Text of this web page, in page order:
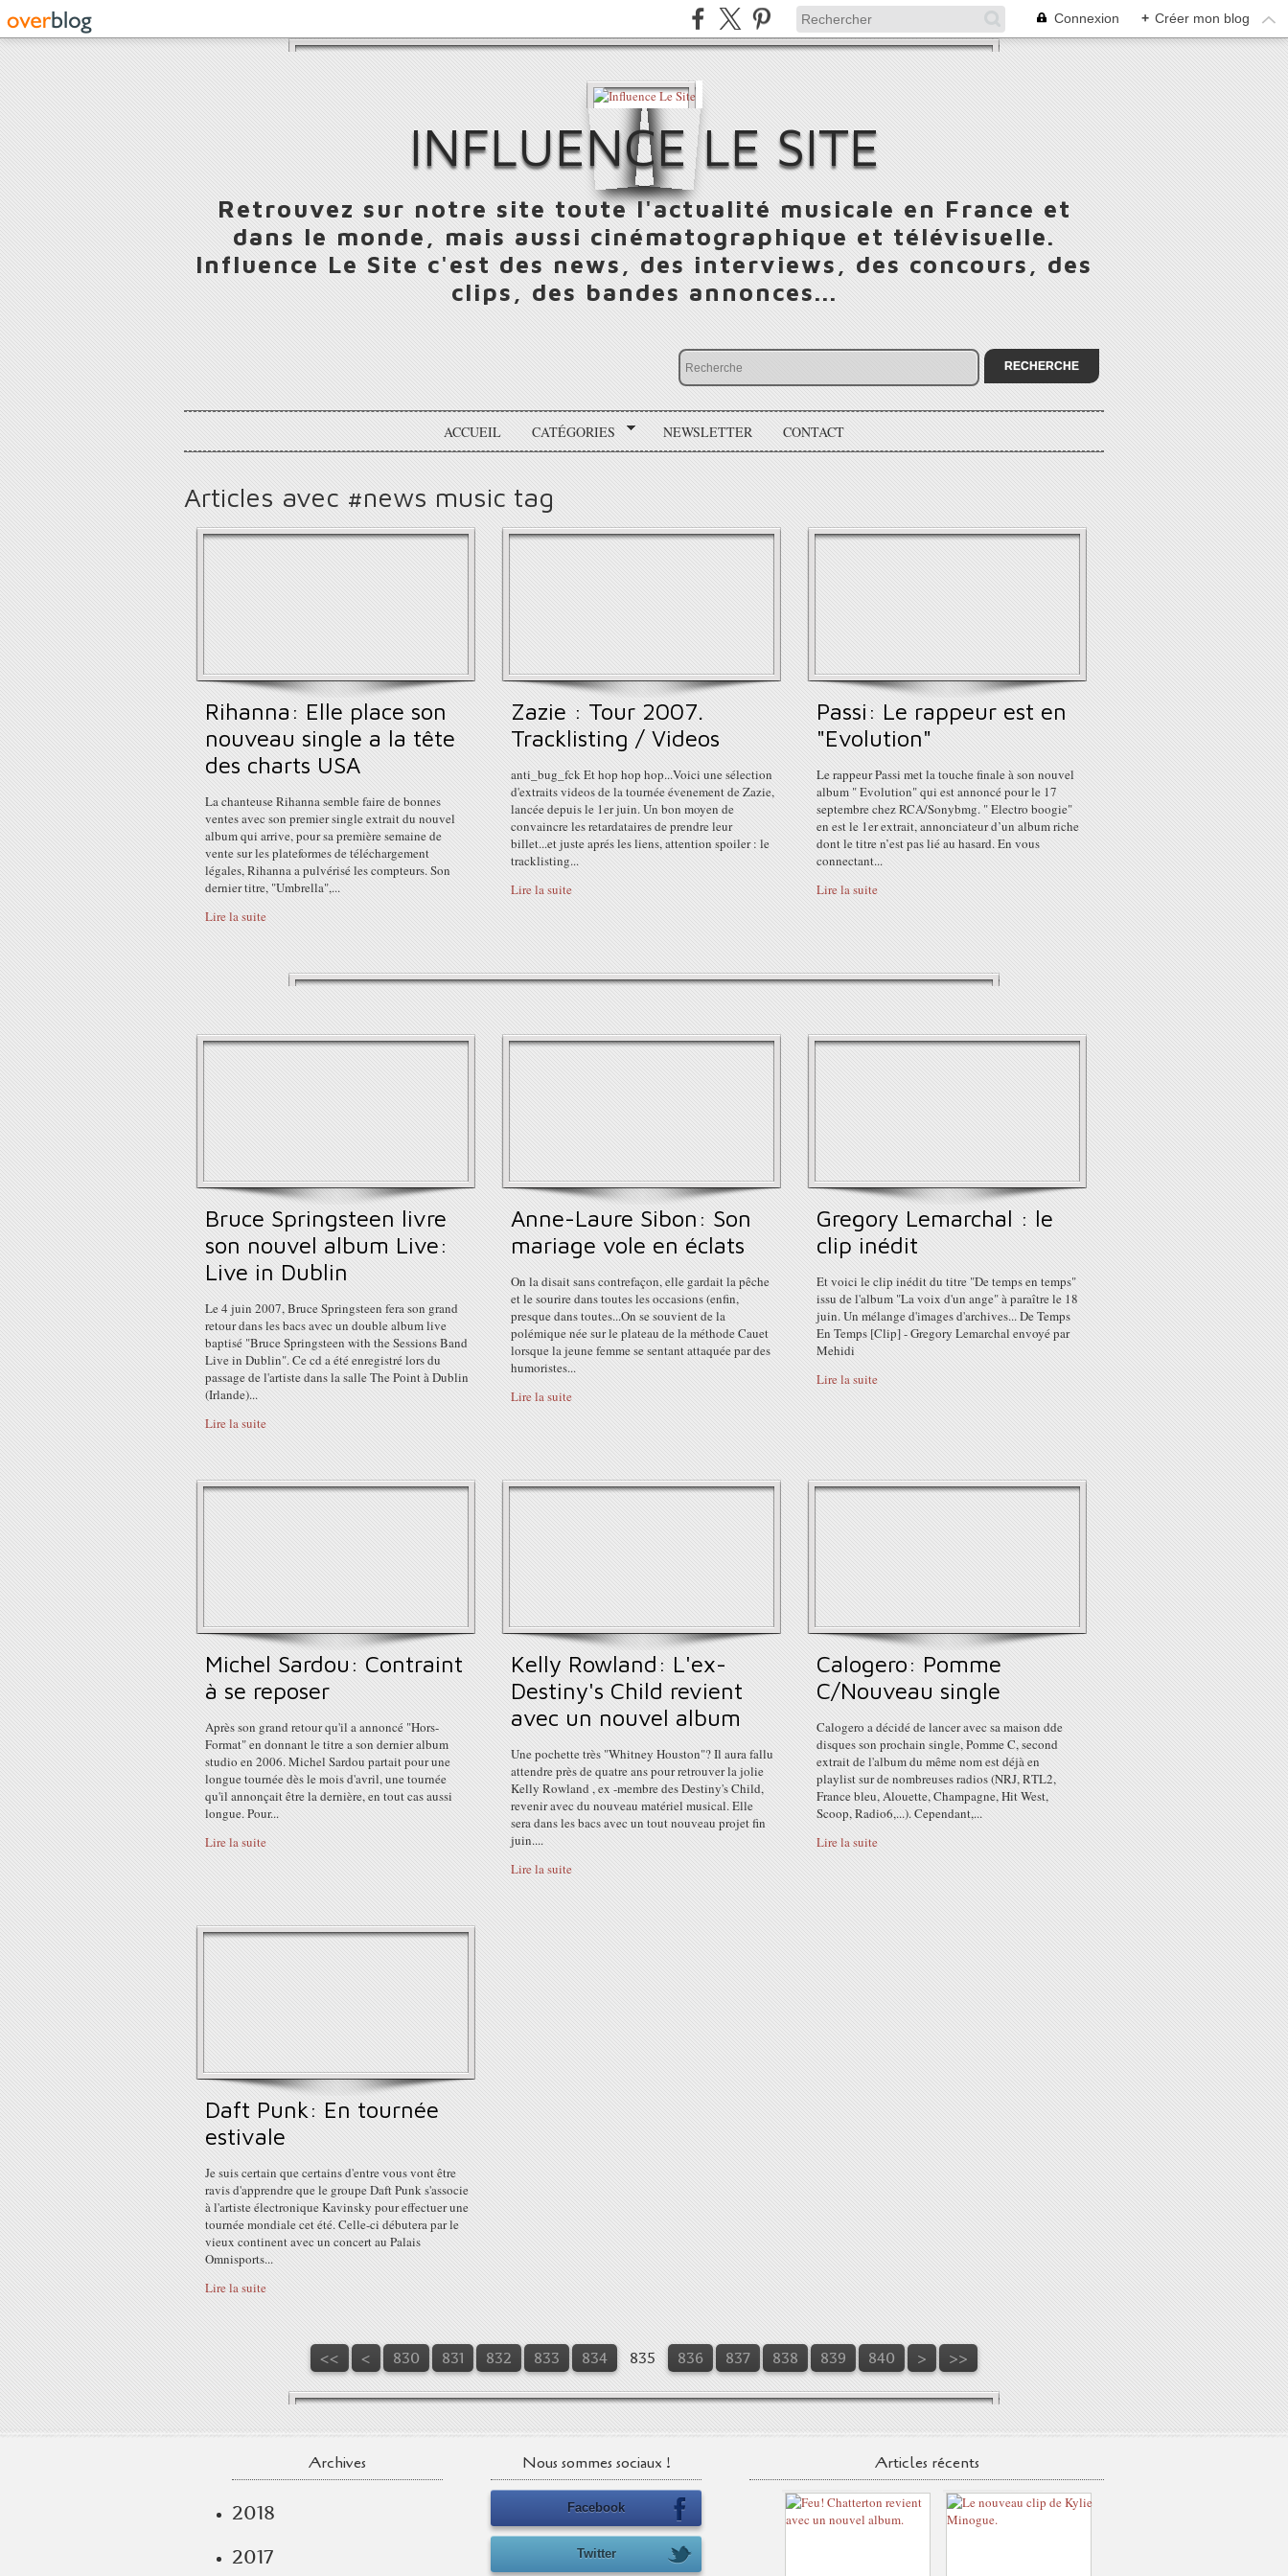
Connexion + Créer mon blog
INFLUENCE LE SITE
Retrouvez sur notre site toute l'actualité musicale en France et
dans le monde, mais aussi cinématographique et télévisuelle.
Influence Le Site c'est des news, des interviews, des concours, des
clips, des bandes annonces...
ACCUEIL CATÉGORIES NEWSLETTER CONTACT
Articles avec #news music tag
Rihanna: Elle place son
nouveau single a la tête
des charts USA
La chanteuse Rihanna semble faire de bonnes
ventes avec son premier single extrait du nouvel
album qui arrive, pour sa première semaine de
vente sur les plateformes de téléchargement
légales, Rihanna a pulvérisé les compteurs. Son
dernier titre, "Umbrella",...
Lire la suite
Zazie : Tour 2007.
Tracklisting / Videos
anti_bug_fck Et hop hop hop...Voici une sélection
d'extraits videos de la tournée évenement de Zazie,
lancée depuis le 1er juin. Un bon moyen de
convaincre les retardataires de prendre leur
billet...et juste aprés les liens, attention spoiler : le
tracklisting...
Lire la suite
Passi: Le rappeur est en
"Evolution"
Le rappeur Passi met la touche finale à son nouvel
album " Evolution" qui est annoncé pour le 17
septembre chez RCA/Sonybmg. " Electro boogie"
en est le 1er extrait, annonciateur d’un album riche
dont le titre n’est pas lié au hasard. En vous
connectant...
Lire la suite
Bruce Springsteen livre
son nouvel album Live:
Live in Dublin
Le 4 juin 2007, Bruce Springsteen fera son grand
retour dans les bacs avec un double album live
baptisé "Bruce Springsteen with the Sessions Band
Live in Dublin". Ce cd a été enregistré lors du
passage de l'artiste dans la salle The Point à Dublin
(Irlande)...
Lire la suite
Anne-Laure Sibon: Son
mariage vole en éclats
On la disait sans contrefaçon, elle gardait la pêche
et le sourire dans toutes les occasions (enfin,
presque dans toutes...On se souvient de la
polémique née sur le plateau de la méthode Cauet
lorsque la jeune femme se sentant attaquée par des
humoristes...
Lire la suite
Gregory Lemarchal : le
clip inédit
Et voici le clip inédit du titre "De temps en temps"
issu de l'album "La voix d'un ange" à paraître le 18
juin. Un mélange d'images d'archives... De Temps
En Temps [Clip] - Gregory Lemarchal envoyé par
Mehidi
Lire la suite
Michel Sardou: Contraint
à se reposer
Après son grand retour qu'il a annoncé "Hors-
Format" en donnant le titre a son dernier album
studio en 2006. Michel Sardou partait pour une
longue tournée dès le mois d'avril, une tournée
qu'il annonçait être la dernière, en tout cas aussi
longue. Pour...
Lire la suite
Kelly Rowland: L'ex-
Destiny's Child revient
avec un nouvel album
Une pochette très "Whitney Houston"? Il aura fallu
attendre près de quatre ans pour retrouver la jolie
Kelly Rowland , ex -membre des Destiny's Child,
revenir avec du nouveau matériel musical. Elle
sera dans les bacs avec un tout nouveau projet fin
juin....
Lire la suite
Calogero: Pomme
C/Nouveau single
Calogero a décidé de lancer avec sa maison dde
disques son prochain single, Pomme C, second
extrait de l'album du même nom est déjà en
playlist sur de nombreuses radios (NRJ, RTL2,
France bleu, Alouette, Champagne, Hit West,
Scoop, Radio6,...). Cependant,...
Lire la suite
Daft Punk: En tournée
estivale
Je suis certain que certains d'entre vous vont être
ravis d'apprendre que le groupe Daft Punk s'associe
à l'artiste électronique Kavinsky pour effectuer une
tournée mondiale cet été. Celle-ci débutera par le
vieux continent avec un concert au Palais
Omnisports...
Lire la suite
<< < 800
810
820
830 831 832 833 834 835 836 837 838 839 840 > >>
Archives
2018
2017
Nous sommes sociaux !
Facebook
Twitter
Articles récents